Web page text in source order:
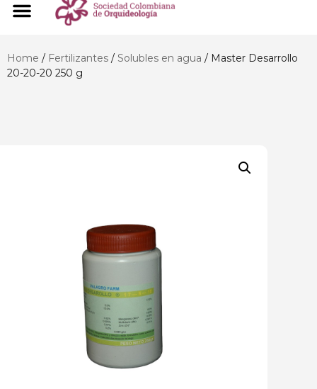
Home / Fertilizantes / Solubles en agua / Master Desarrollo
20-20-20 250 g